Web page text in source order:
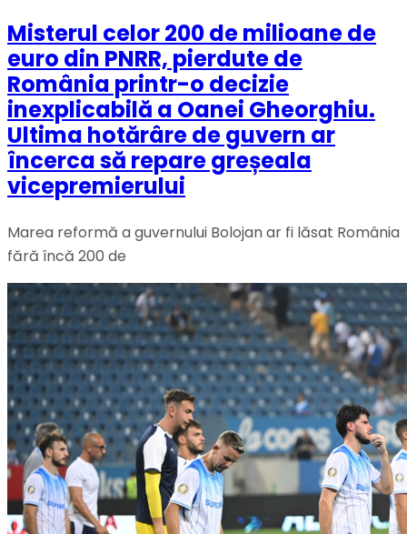
Misterul celor 200 de milioane de
euro din PNRR, pierdute de
România printr-o decizie
inexplicabilă a Oanei Gheorghiu.
Ultima hotărâre de guvern ar
încerca să repare greșeala
vicepremierului
Marea reformă a guvernului Bolojan ar fi lăsat România
fără încă 200 de